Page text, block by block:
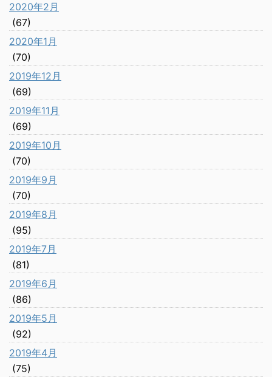
2020年2月
(67)
2020年1月
(70)
2019年12月
(69)
2019年11月
(69)
2019年10月
(70)
2019年9月
(70)
2019年8月
(95)
2019年7月
(81)
2019年6月
(86)
2019年5月
(92)
2019年4月
(75)